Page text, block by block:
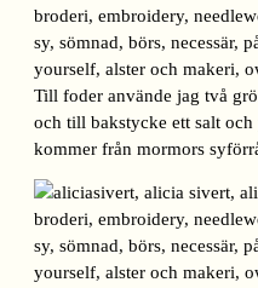
Till foder använde jag två
och till bakstycke ett salt
kommer från mormors